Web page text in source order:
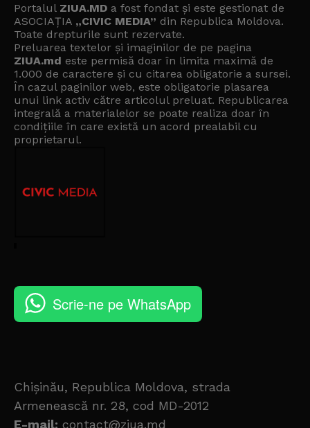
Portalul ZIUA.MD a fost fondat și este gestionat de
ASOCIAȚIA „CIVIC MEDIA” din Republica Moldova.
Toate drepturile sunt rezervate.
Preluarea textelor și imaginilor de pe pagina
ZIUA.md este permisă doar în limita maximă de
1.000 de caractere și cu citarea obligatorie a sursei.
În cazul paginilor web, este obligatorie plasarea
unui link activ către articolul preluat. Republicarea
integrală a materialelor se poate realiza doar în
condițiile în care există un acord prealabil cu
proprietarul.
Scrie-ne pe WhatsApp
Chișinău, Republica Moldova, strada
Armenească nr. 28, cod MD-2012
E-mail: contact@ziua.md